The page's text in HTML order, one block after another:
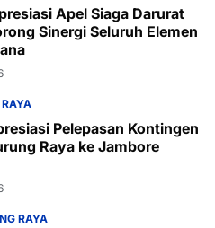
Apel Siaga Darurat
Sinergi Seluruh Elemen
Pelepasan Kontingen
Raya ke Jambore
RAYA